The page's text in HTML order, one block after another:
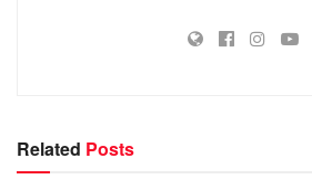
Related Posts